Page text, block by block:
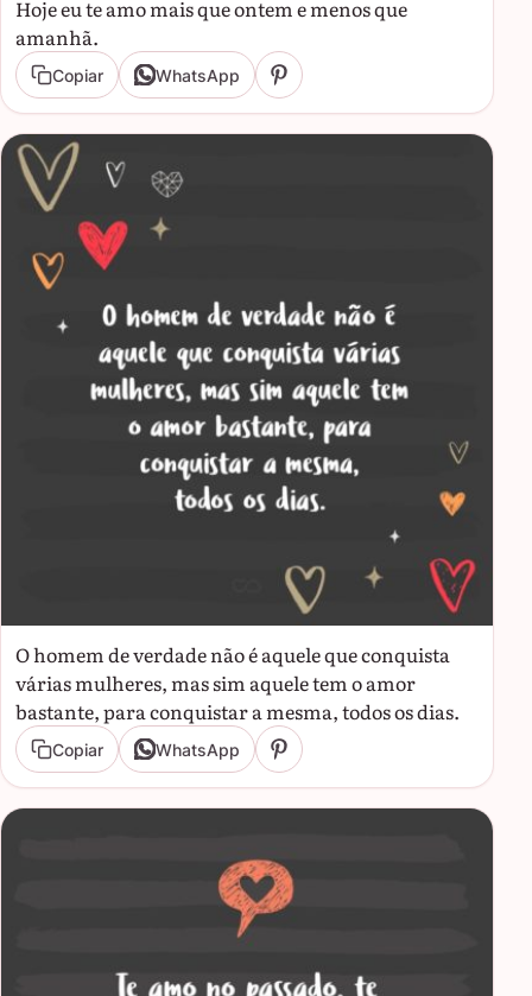
Hoje eu te amo mais que ontem e menos que
amanhã.
Copiar WhatsApp
O homem de verdade não é aquele que conquista
várias mulheres, mas sim aquele tem o amor
bastante, para conquistar a mesma, todos os dias.
Copiar WhatsApp